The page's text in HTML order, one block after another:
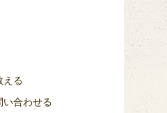
える
い合わせる